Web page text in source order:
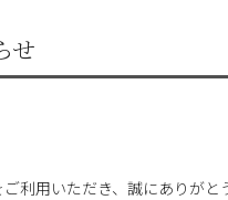
せ
利用いただき、誠にありがと